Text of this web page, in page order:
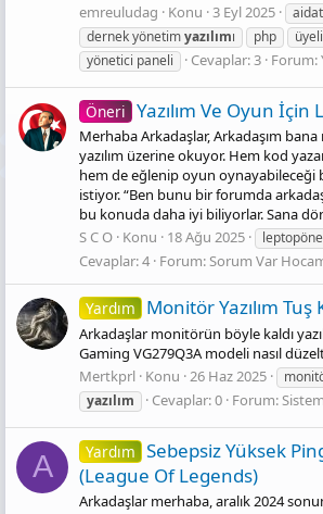
emreuludag
Konu 3 Eyl 2025
dernek yönetimyazılımı php
yönetici paneli
Cevaplar: 3 Forum:
Öneri Yazılım Ve Oyun İçin
Merhaba Arkadaşlar, Arkadaşım bana
yazılım üzerine okuyor. Hem kod
hem de eğlenip oyun oynayabileceği
istiyor. “Ben bunu bir forumda
bu konuda daha iyi biliyorlar. Sana
S C O Konu 18 Ağu 2025
Cevaplar: 4 Forum:Sorum Var
Yardım Monitör Yazılım Tuş
Arkadaşlar monitörün böyle kaldı
Gaming VG279Q3A modeli nasıl
Mertkprl Konu 26 Haz 2025
yazılım
Cevaplar: 0 Forum:
A Yardım Sebepsiz Yüksek
(League Of Legends)
Arkadaşlar merhaba, aralık 2024